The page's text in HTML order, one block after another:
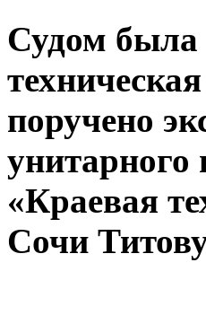
Судом была
поручено
унитарного
«Краевая
Сочи